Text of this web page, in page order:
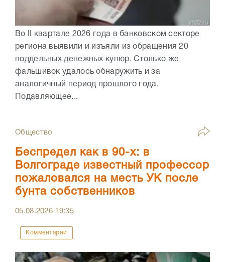
Во II квартале 2026 года в банковском секторе
региона выявили и изъяли из обращения 20
поддельных денежных купюр. Столько же
фальшивок удалось обнаружить и за
аналогичный период прошлого года.
Подавляющее...
Общество
Беспредел как в 90-х: в
Волгограде известный профессор
пожаловался на месть УК после
бунта собственников
05.08.2026 19:35
Комментарии